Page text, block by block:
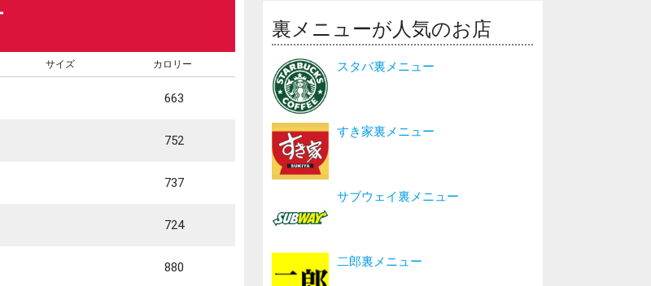
サイズ カロリー
663
752
737
724
880
裏メニューが人気のお店
スタバ裏メニュー
すき家裏メニュー
サブウェイ裏メニュー
二郎裏メニュー